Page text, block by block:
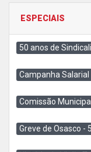
ESPECIAIS
50 anos de
Campanha Salarial
Comissão
Greve de Osasco -